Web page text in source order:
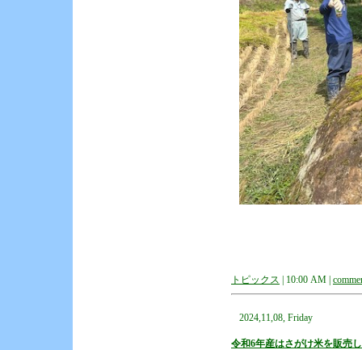
トピックス | 10:00 AM |
2024,11,08, Friday
令和6年産はさがけ米を販売